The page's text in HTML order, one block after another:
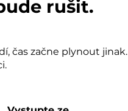
rušit.
čas začne plynout jinak.